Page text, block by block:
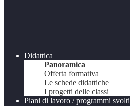
Didattica
Panoramica
Offerta formativa
Le schede didattiche
I progetti delle classi
Piani di lavoro / programmi svolti